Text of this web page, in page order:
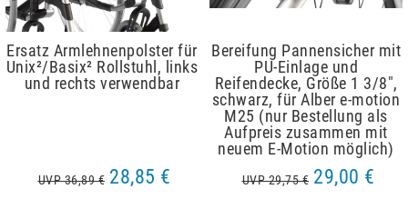
Ersatz Armlehnenpolster für
Unix²/Basix² Rollstuhl, links
und rechts verwendbar
UVP 36,89 € 28,85 €
Bereifung Pannensicher mit
PU-Einlage und
Reifendecke, Größe 1 3/8",
schwarz, für Alber e-motion
M25 (nur Bestellung als
Aufpreis zusammen mit
neuem E-Motion möglich)
UVP 29,75 € 29,00 €